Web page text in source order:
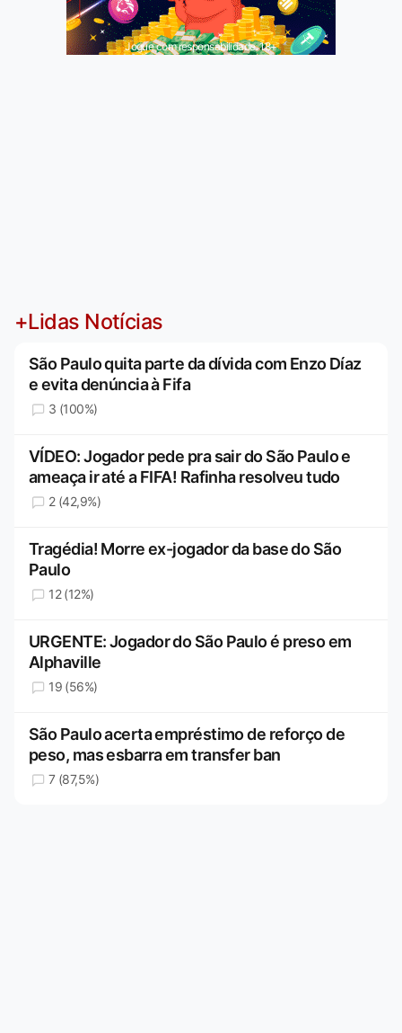
Jogue com responsabilidade. 18+
+Lidas Notícias
São Paulo quita parte da dívida com Enzo Díaz
e evita denúncia à Fifa
3 (100%)
VÍDEO: Jogador pede pra sair do São Paulo e
ameaça ir até a FIFA! Rafinha resolveu tudo
2 (42,9%)
Tragédia! Morre ex-jogador da base do São
Paulo
12 (12%)
URGENTE: Jogador do São Paulo é preso em
Alphaville
19 (56%)
São Paulo acerta empréstimo de reforço de
peso, mas esbarra em transfer ban
7 (87,5%)